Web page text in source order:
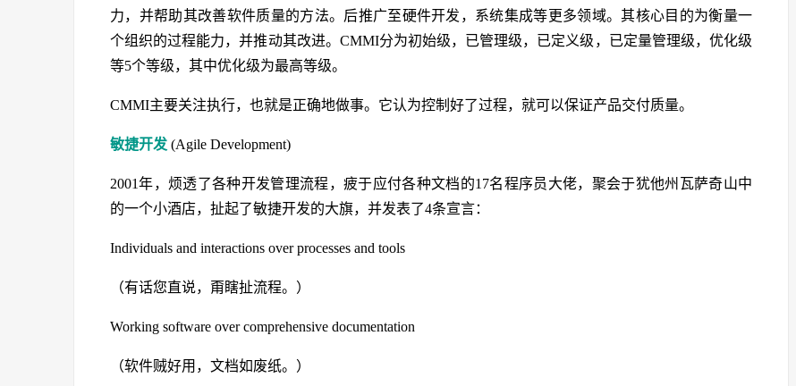
力，并帮助其改善软件质量的方法。后推广至硬件开发，系统集成等更多领域。其核心目的为衡量一
个组织的过程能力，并推动其改进。CMMI分为初始级，已管理级，已定义级，已定量管理级，优化级
等5个等级，其中优化级为最高等级。
CMMI主要关注执行，也就是正确地做事。它认为控制好了过程，就可以保证产品交付质量。
敏捷开发 (Agile Development)
2001年，烦透了各种开发管理流程，疲于应付各种文档的17名程序员大佬，聚会于犹他州瓦萨奇山中
的一个小酒店，扯起了敏捷开发的大旗，并发表了4条宣言：
Individuals and interactions over processes and tools
（有话您直说，甭瞎扯流程。）
Working software over comprehensive documentation
（软件贼好用，文档如废纸。）